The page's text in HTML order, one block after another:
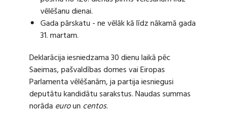
vēlēšanu dienai.
Gada pārskatu - ne vēlāk kā līdz nākamā gada
31. martam.
Deklarācija iesniedzama 30 dienu laikā pēc
Saeimas, pašvaldības domes vai Eiropas
Parlamenta vēlēšanām, ja partija iesniegusi
deputātu kandidātu sarakstus. Naudas summas
norāda euroun centos.